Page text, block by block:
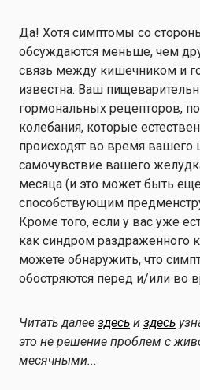
Да! Хотя симптомы со
обсуждаются меньше, чем
связь между кишечником и
известна. Ваш
гормональных рецепторов,
колебания, которые
происходят во время вашего
самочувствие вашего
месяца (и это может быть
способствующим
Кроме того, если у вас уже
как синдром раздраженного
можете обнаружить, что
обостряются перед и/или во
Читать далее здесь и здесь
это не решение проблем с
месячными...